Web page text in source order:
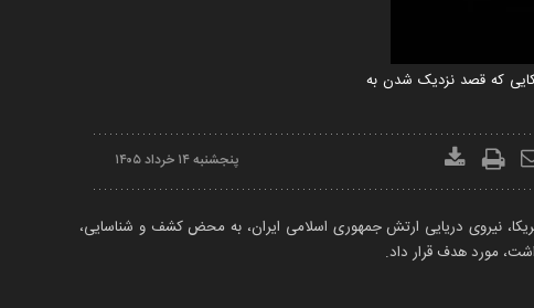
که قصد نزدیک شدن به
پنجشنبه ۱۴ خرداد ۱۴۰۵
نیروی دریایی ارتش جمهوری اسلامی ایران، به محض کشف و شناسایی،
مورد هدف قرار داد.